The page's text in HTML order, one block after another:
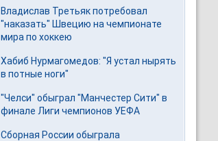
Владислав Третьяк потребовал
"наказать" Швецию на чемпионате
мира по хоккею
Хабиб Нурмагомедов: "Я устал нырять
в потные ноги"
"Челси" обыграл "Манчестер Сити" в
финале Лиги чемпионов УЕФА
Сборная России обыграла